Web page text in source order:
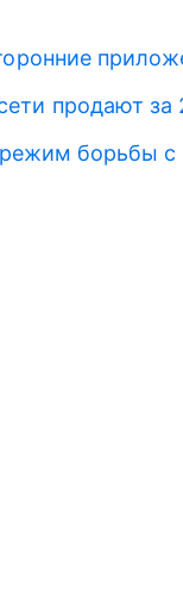
продают за
борьбы с